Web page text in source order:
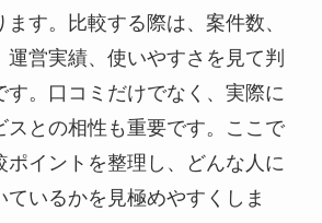
す。比較する際は、案件数、
営実績、使いやすさを見て判
す。口コミだけでなく、実際に
スとの相性も重要です。ここで
ポイントを整理し、どんな人に
ているかを見極めやすくしま